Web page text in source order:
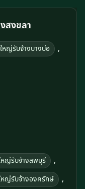
สงขลา
หญ่รับจ้างบางบ่อ ,
หญ่รับจ้างลพบุรี ,
หญ่รับจ้างองครักษ์ ,